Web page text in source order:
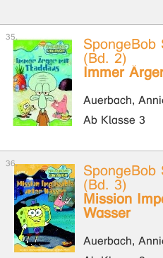
SpongeBob
(Bd. 2)
Immer
Auerbach,
Ab Klasse 3
SpongeBob
(Bd. 3)
Mission
Wasser
Auerbach,